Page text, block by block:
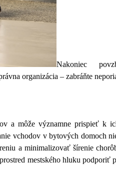
Nakoniec
organizácia – zabráňte
a môže významne prispieť k
vchodov v bytových domoch
a minimalizovať šírenie
mestského hluku podporiť